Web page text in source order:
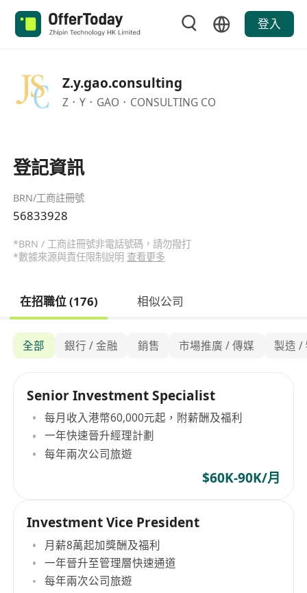
登入
Z.y.gao.consulting
Z．Y．GAO．CONSULTING CO
登記資訊
BRN/工商註冊號
56833928
*BRN / 工商註冊號非電話號碼，請勿撥打
*數據來源與責任限制說明 查看更多
在招職位 (176) 相似公司
全部 銀行 / 金融 銷售 市場推廣 / 傳媒 製造 /
Senior Investment Specialist
每月收入港幣60,000元起，附薪酬及福利
一年快速晉升經理計劃
每年兩次公司旅遊
$60K-90K/月
Investment Vice President
月薪8萬起加獎酬及福利
一年晉升至管理層快速通道
每年兩次公司旅遊